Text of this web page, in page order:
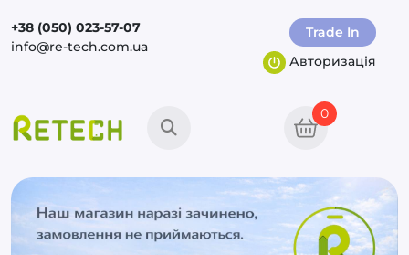
+38 (050) 023-57-07
info@re-tech.com.ua
Trade In
Авторизація
0